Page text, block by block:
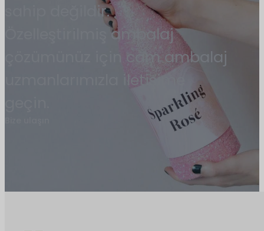
sahip değildir.
Özelleştirilmiş ambalaj
çözümünüz için cam ambalaj
uzmanlarımızla iletişime